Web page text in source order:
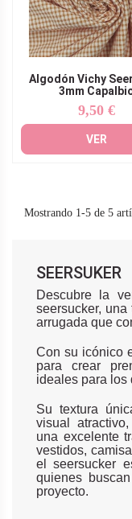
Algodón Vichy
3mm
Precio
9,50 €
VER
Mostrando 1-5 de 5
SEERSUKER
Descubre la
seersucker,
arrugada que
Con su icónico
para crear
ideales para los
Su textura
visual
una excelente
vestidos,
el seersucker
quienes
proyecto.